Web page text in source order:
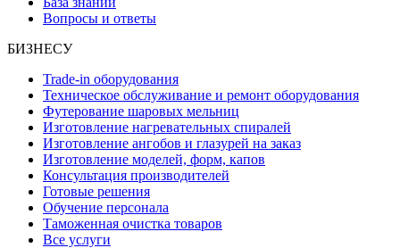
Вопросы и ответы
БИЗНЕСУ
Trade-in оборудования
Техническое обслуживание и ремонт оборудования
Футерование шаровых мельниц
Изготовление нагревательных спиралей
Изготовление ангобов и глазурей на заказ
Изготовление моделей, форм, капов
Консультация производителей
Готовые решения
Обучение персонала
Таможенная очистка товаров
Все услуги